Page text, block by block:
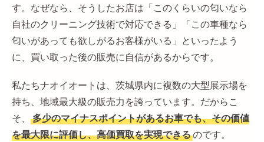
す。なぜなら、そうしたお店は「このくらいの匂いなら
自社のクリーニング技術で対応できる」「この車種なら
匂いがあっても欲しがるお客様がいる」といったよう
に、買い取った後の販売に自信があるからです。
私たちナオイオートは、茨城県内に複数の大型展示場を
持ち、地域最大級の販売力を誇っています。だからこ
そ、
多少のマイナスポイントがあるお車でも、その価値
を最大限に評価し、高価買取を実現できるのです。